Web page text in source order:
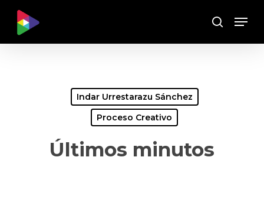
main
Buscar
Menu
Indar Urrestarazu Sánchez
Proceso Creativo
Últimos minutos